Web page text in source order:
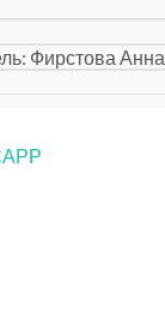
Фирстова Анна